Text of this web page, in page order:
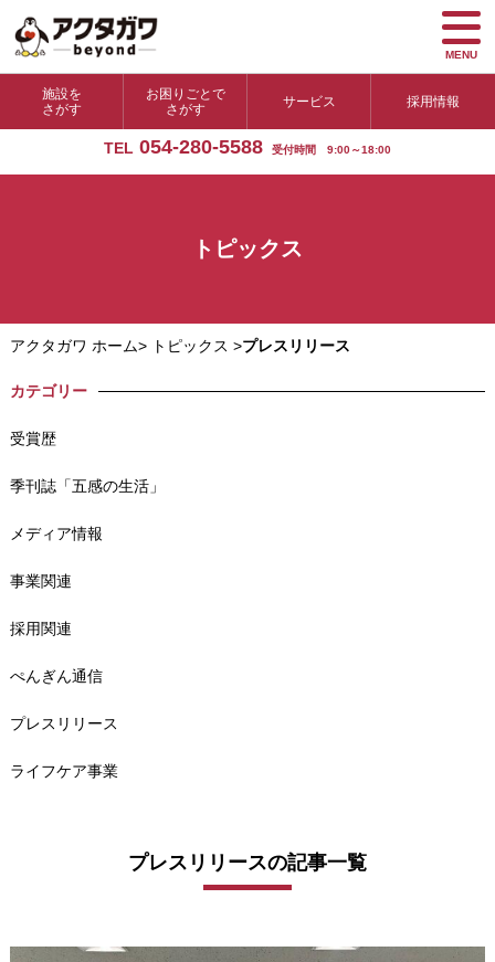
施設を
さがす
お困りごとで
さがす
サービス 採用情報
TEL 054-280-5588 受付時間 9:00～18:00
MENU
トピックス
アクタガワ ホーム> トピックス >プレスリリース
カテゴリー
受賞歴
季刊誌「五感の生活」
メディア情報
事業関連
採用関連
ぺんぎん通信
プレスリリース
ライフケア事業
プレスリリースの記事一覧